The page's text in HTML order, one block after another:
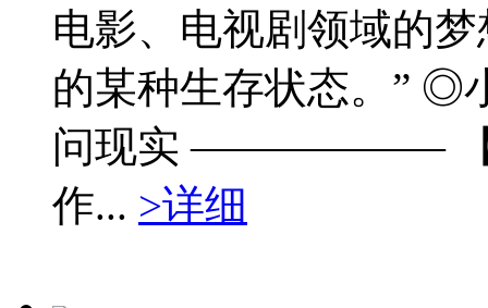
电影、电视剧领域的
的某种生存状态。” ◎
问现实 —————— 【
作... >详细